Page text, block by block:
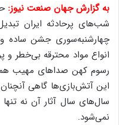
به گزارش جهان صنعت نیوز:
شب‌های پرحادثه ایران
چهارشنبه‌سوری جشن ساده و
انواع مواد محترقه بی‌خطر و
رسوم کهن صدا‌های مهیب
این آتش‌بازی‌ها گاهی
سال‌های سال آثار آن نه تنها
نمی‌شود.